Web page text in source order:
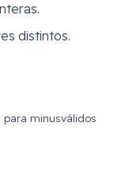
distintos.
minusválidos